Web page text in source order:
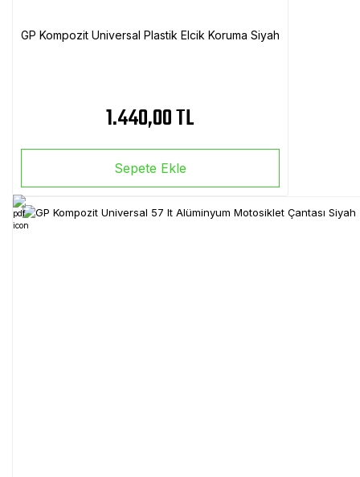
GP Kompozit Universal Plastik Elcik Koruma Siyah
1.440,00 TL
Sepete Ekle